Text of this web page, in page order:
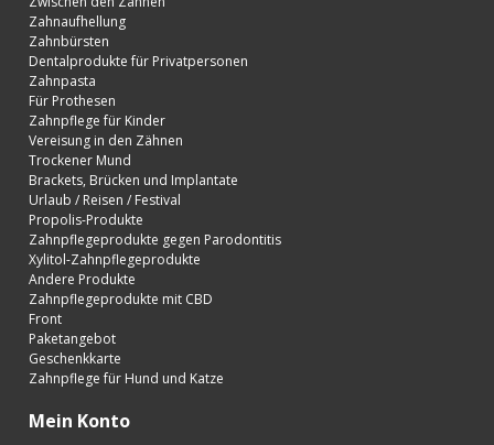
Zahnaufhellung
Zahnbürsten
Dentalprodukte für Privatpersonen
Zahnpasta
Für Prothesen
Zahnpflege für Kinder
Vereisung in den Zähnen
Trockener Mund
Brackets, Brücken und Implantate
Urlaub / Reisen / Festival
Propolis-Produkte
Zahnpflegeprodukte gegen Parodontitis
Xylitol-Zahnpflegeprodukte
Andere Produkte
Zahnpflegeprodukte mit CBD
Front
Paketangebot
Geschenkkarte
Zahnpflege für Hund und Katze
Mein Konto